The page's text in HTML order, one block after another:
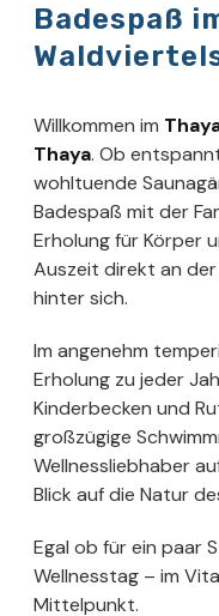
Badespaß
Willkommen im
Thaya. Ob
wohltuende
Badespaß mit der
Erholung für Körper
Auszeit direkt an
hinter sich.
Im angenehm
Erholung zu jeder
Kinderbecken und
großzügige
Wellnessliebhaber
Blick auf die Natur
Egal ob für ein paar
Wellnesstag – im
Mittelpunkt.